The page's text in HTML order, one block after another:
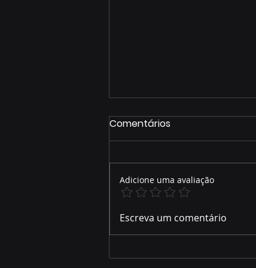
Novilhas Angus superam
23 arrobas em Maracaju
Comentários
Adicione uma avaliação
Escreva um comentário